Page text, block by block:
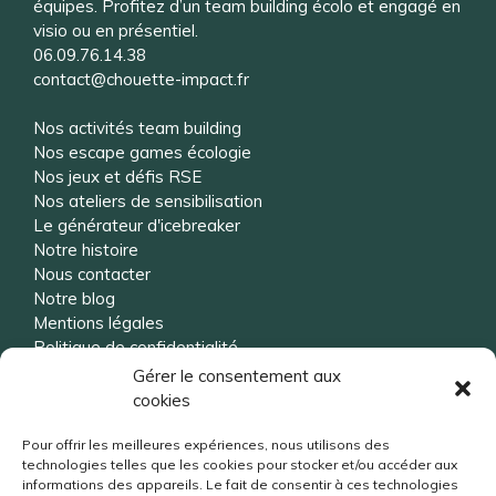
Gérer le consentement aux
cookies
Pour offrir les meilleures expériences, nous utilisons des
technologies telles que les cookies pour stocker et/ou accéder aux
informations des appareils. Le fait de consentir à ces technologies
équipes. Profitez d’un team building écolo et engagé en
visio ou en présentiel.
06.09.76.14.38
contact@chouette-impact.fr
Nos activités team building
Nos escape games écologie
Nos jeux et défis RSE
Nos ateliers de sensibilisation
Le générateur d'icebreaker
Notre histoire
Nous contacter
Notre blog
Mentions légales
Politique de confidentialité
Vous souhaitez être rappelé ?